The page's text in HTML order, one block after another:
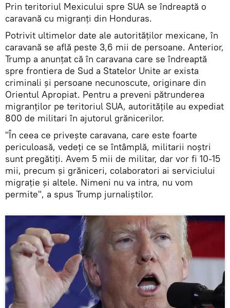
Prin teritoriul Mexicului spre SUA se îndreaptă o
caravană cu migranți din Honduras.
Potrivit ultimelor date ale autorităților mexicane, în
caravană se află peste 3,6 mii de persoane. Anterior,
Trump a anunțat că în caravana care se îndreaptă
spre frontiera de Sud a Statelor Unite ar exista
criminali și persoane necunoscute, originare din
Orientul Apropiat. Pentru a preveni pătrunderea
migranților pe teritoriul SUA, autoritățile au expediat
800 de militari în ajutorul grănicerilor.
"În ceea ce privește caravana, care este foarte
periculoasă, vedeți ce se întâmplă, militarii noștri
sunt pregătiți. Avem 5 mii de militar, dar vor fi 10-15
mii, precum și grăniceri, colaboratori ai serviciului
migrație și altele. Nimeni nu va intra, nu vom
permite", a spus Trump jurnaliștilor.